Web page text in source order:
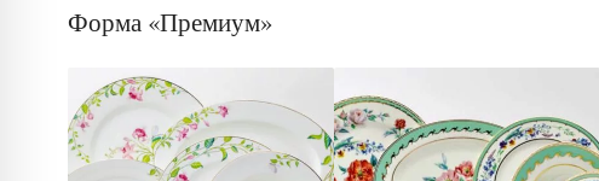
Форма «Премиум»